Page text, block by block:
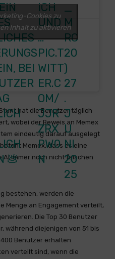
BEI
💩
ICH
UND
…
PIC.T
WITT
ER.C
OM/
JJR
ZRX
PW0
N
_
M
RC
20
)
27
.
J
U
NI
20
25
Cookies zu
Inhalt zu aktivieren
hat die Benutzer täglich
wobei der Beweis an Memex
eindeutig darauf ausgelegt
Memex, dass es eine
immer noch nicht fälschen
bestehen, werden die
Menge an Engagement verteilt,
Die Top 30 Benutzer
während diejenigen von 51 bis
Benutzer erhalten
verteilt sind, wenn die